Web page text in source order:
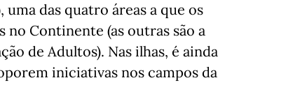
das quatro áreas a que os
Continente (as outras são a
de Adultos). Nas ilhas, é ainda
iniciativas nos campos da